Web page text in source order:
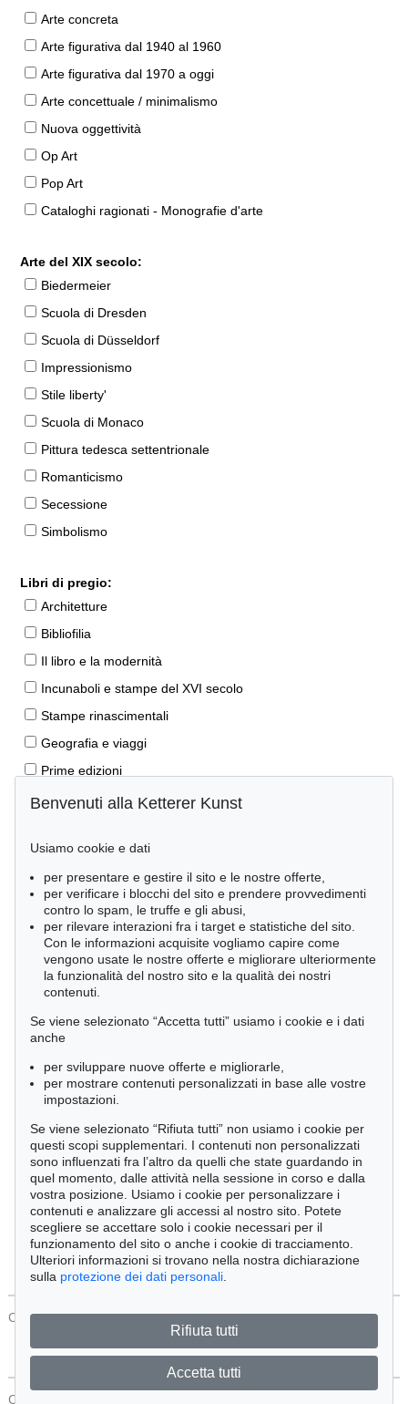
Arte concreta
Arte figurativa dal 1940 al 1960
Arte figurativa dal 1970 a oggi
Arte concettuale / minimalismo
Nuova oggettività
Op Art
Pop Art
Cataloghi ragionati - Monografie d'arte
Arte del XIX secolo:
Biedermeier
Scuola di Dresden
Scuola di Düsseldorf
Impressionismo
Stile liberty'
Scuola di Monaco
Pittura tedesca settentrionale
Romanticismo
Secessione
Simbolismo
Libri di pregio:
Architetture
Bibliofilia
Il libro e la modernità
Incunaboli e stampe del XVI secolo
Stampe rinascimentali
Geografia e viaggi
Prime edizioni
Manoscritti antichi
Libri per bambini
Lifestyle
Pietre miliari delle scienze naturali
Letteratura classica
Economia e diritto
Meraviglie della natura
Cimelia
Ordine:
Tutti gli oggetti
Solo offerte attuali
Solo oggetti venduti
Cerca
CONTATTI Protezione Dei Dati
CONTATTI
Benvenuti alla Ketterer Kunst
Usiamo cookie e dati
per presentare e gestire il sito e le nostre offerte,
per verificare i blocchi del sito e prendere provvedimenti
contro lo spam, le truffe e gli abusi,
per rilevare interazioni fra i target e statistiche del sito.
Con le informazioni acquisite vogliamo capire come
vengono usate le nostre offerte e migliorare ulteriormente
la funzionalità del nostro sito e la qualità dei nostri
contenuti.
Se viene selezionato “Accetta tutti” usiamo i cookie e i dati
anche
per sviluppare nuove offerte e migliorarle,
per mostrare contenuti personalizzati in base alle vostre
impostazioni.
Se viene selezionato “Rifiuta tutti” non usiamo i cookie per
questi scopi supplementari. I contenuti non personalizzati
sono influenzati fra l’altro da quelli che state guardando in
quel momento, dalle attività nella sessione in corso e dalla
vostra posizione. Usiamo i cookie per personalizzare i
contenuti e analizzare gli accessi al nostro sito. Potete
scegliere se accettare solo i cookie necessari per il
funzionamento del sito o anche i cookie di tracciamento.
Ulteriori informazioni si trovano nella nostra dichiarazione
sulla protezione dei dati personali
Rifiuta tutti
Accetta tutti